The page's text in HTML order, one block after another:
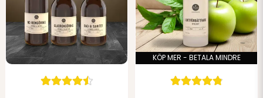
KÖP MER - BETALA MINDRE